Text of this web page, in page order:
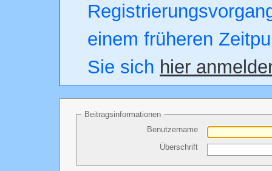
einem früheren
Sie sich hier
Beitragsinformationen
Benutzername
Überschrift